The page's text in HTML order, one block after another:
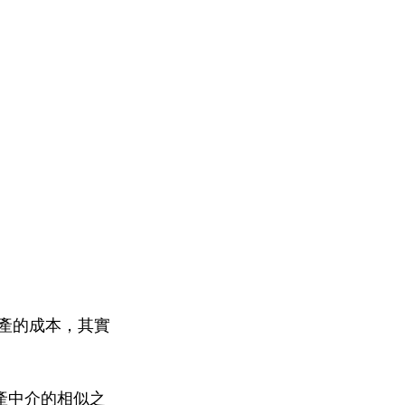
的成本，其實
中介的相似之